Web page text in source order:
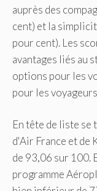
auprès des
cent) et la
pour cent). Les
avantages liés au
options pour les
pour les
En tête de liste
d'Air France et de
de 93,06 sur 100.
programme